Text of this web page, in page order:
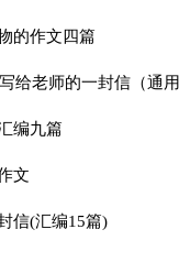
的作文四篇
给老师的一封信（通用
编九篇
文
信(汇编15篇)